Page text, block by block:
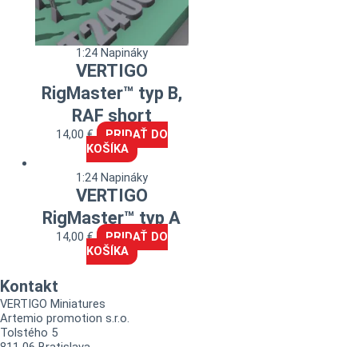
1:24 Napináky
VERTIGO
RigMaster™ typ B,
RAF short
14,00€
PRIDAŤ DO
KOŠÍKA
1:24 Napináky
VERTIGO
RigMaster™ typ A
14,00€
PRIDAŤ DO
KOŠÍKA
Kontakt
VERTIGO Miniatures
Artemio promotion s.r.o.
Tolstého 5